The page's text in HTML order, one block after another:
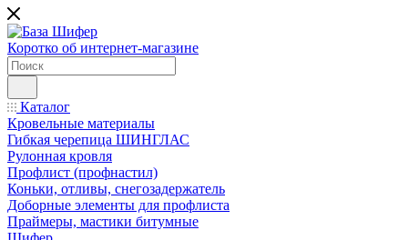
Коротко об интернет-магазине
Каталог
Кровельные материалы
Гибкая черепица ШИНГЛАС
Рулонная кровля
Профлист (профнастил)
Коньки, отливы, снегозадержатель
Доборные элементы для профлиста
Праймеры, мастики битумные